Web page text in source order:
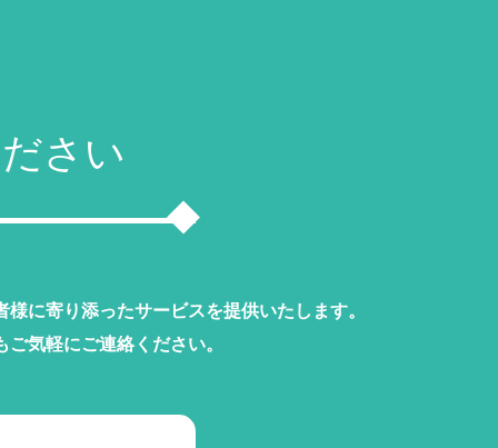
さい
に寄り添ったサービスを提供いたします。
気軽にご連絡ください。